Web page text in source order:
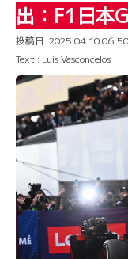
出：F1日本
投稿日: 2025.04.10 06:50
Text : Luis Vasconcelos